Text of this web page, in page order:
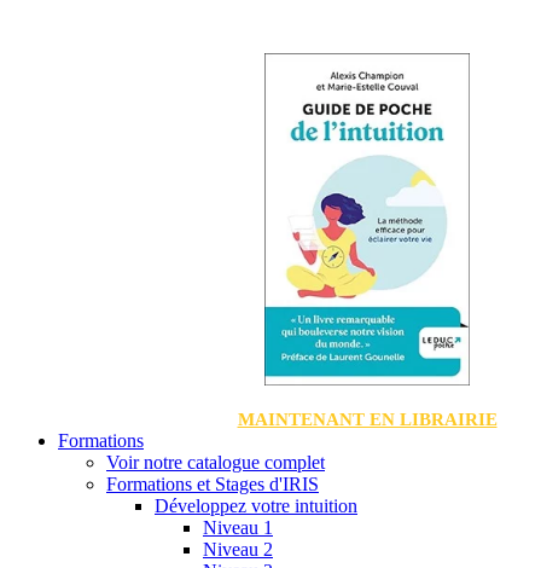
MAINTENANT EN LIBRAIRIE
Formations
Voir notre catalogue complet
Formations et Stages d'IRIS
Développez votre intuition
Niveau 1
Niveau 2